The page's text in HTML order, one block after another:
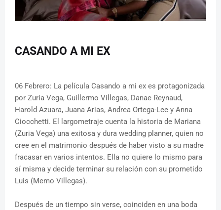
CASANDO A MI EX
06 Febrero: La película Casando a mi ex es protagonizada
por Zuria Vega, Guillermo Villegas, Danae Reynaud,
Harold Azuara, Juana Arias, Andrea Ortega-Lee y Anna
Ciocchetti. El largometraje cuenta la historia de Mariana
(Zuria Vega) una exitosa y dura wedding planner, quien no
cree en el matrimonio después de haber visto a su madre
fracasar en varios intentos. Ella no quiere lo mismo para
sí misma y decide terminar su relación con su prometido
Luis (Memo Villegas).
Después de un tiempo sin verse, coinciden en una boda